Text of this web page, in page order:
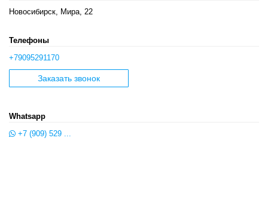
Новосибирск, Мира, 22
Телефоны
+79095291170
Заказать звонок
Whatsapp
+7 (909) 529 ...